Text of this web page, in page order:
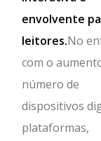
envolvente
leitores.No
com o
número de
dispositivos
plataformas,